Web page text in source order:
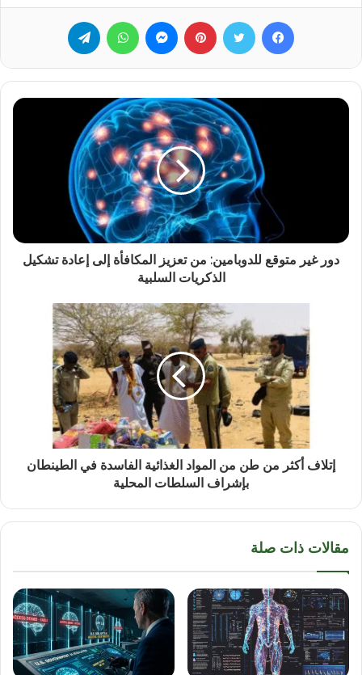
فيسبوك تويتر بينتيريست ماسنجر واتساب
دور غير متوقع للدوبامين: من تعزيز المكافأة إلى إعادة تشكيل
الذكريات السلبية
إتلاف أكثر من طن من المواد الغذائية الفاسدة في الطينطان
بإشراف السلطات المحلية
مقالات ذات صلة